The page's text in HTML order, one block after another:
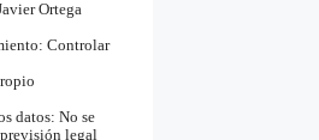
Ortega
Controlar
datos: No se
legal